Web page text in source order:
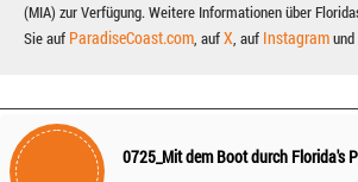
(MIA) zur Verfügung. Weitere Informationen über
Sie auf ParadiseCoast.com, aufX, auf Instagram
0725_Mit dem Boot durch Florida's